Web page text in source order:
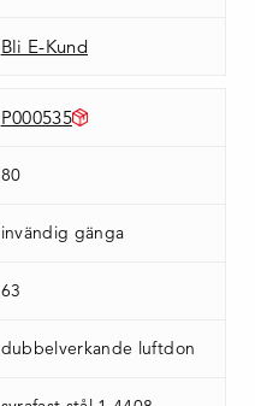
Bli E-Kund
P000535
80
invändig gänga
63
dubbelverkande luftdon